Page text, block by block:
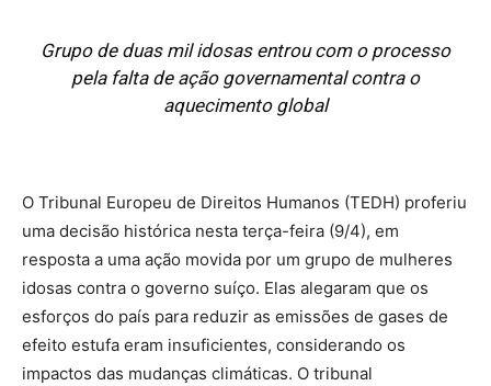
Grupo de duas mil idosas entrou com o processo
pela falta de ação governamental contra o
aquecimento global
O Tribunal Europeu de Direitos Humanos (TEDH) proferiu
uma decisão histórica nesta terça-feira (9/4), em
resposta a uma ação movida por um grupo de mulheres
idosas contra o governo suíço. Elas alegaram que os
esforços do país para reduzir as emissões de gases de
efeito estufa eram insuficientes, considerando os
impactos das mudanças climáticas. O tribunal